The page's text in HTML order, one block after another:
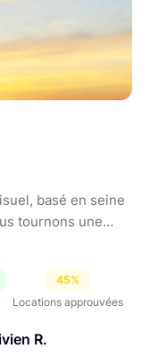
basé en seine
tournons une
ans. Notre
45%
Locations approuvées
R.